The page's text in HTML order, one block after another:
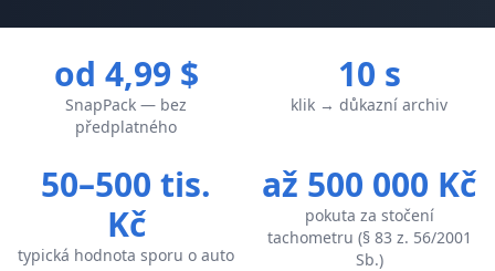
od 4,99 $
SnapPack — bez
předplatného
10 s
klik → důkazní archiv
50–500 tis.
Kč
typická hodnota sporu o auto
až 500 000 Kč
pokuta za stočení
tachometru (§ 83 z. 56/2001
Sb.)